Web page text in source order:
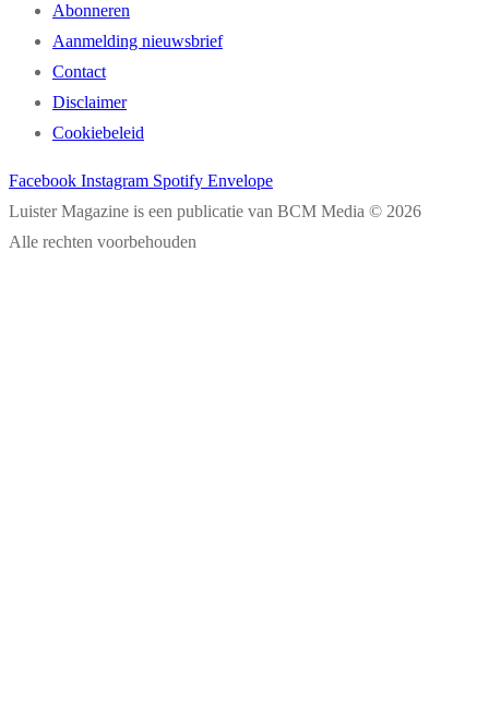
Abonneren
Aanmelding nieuwsbrief
Contact
Disclaimer
Cookiebeleid
Facebook Instagram Spotify Envelope
Luister Magazine is een publicatie van BCM Media © 2026
Alle rechten voorbehouden